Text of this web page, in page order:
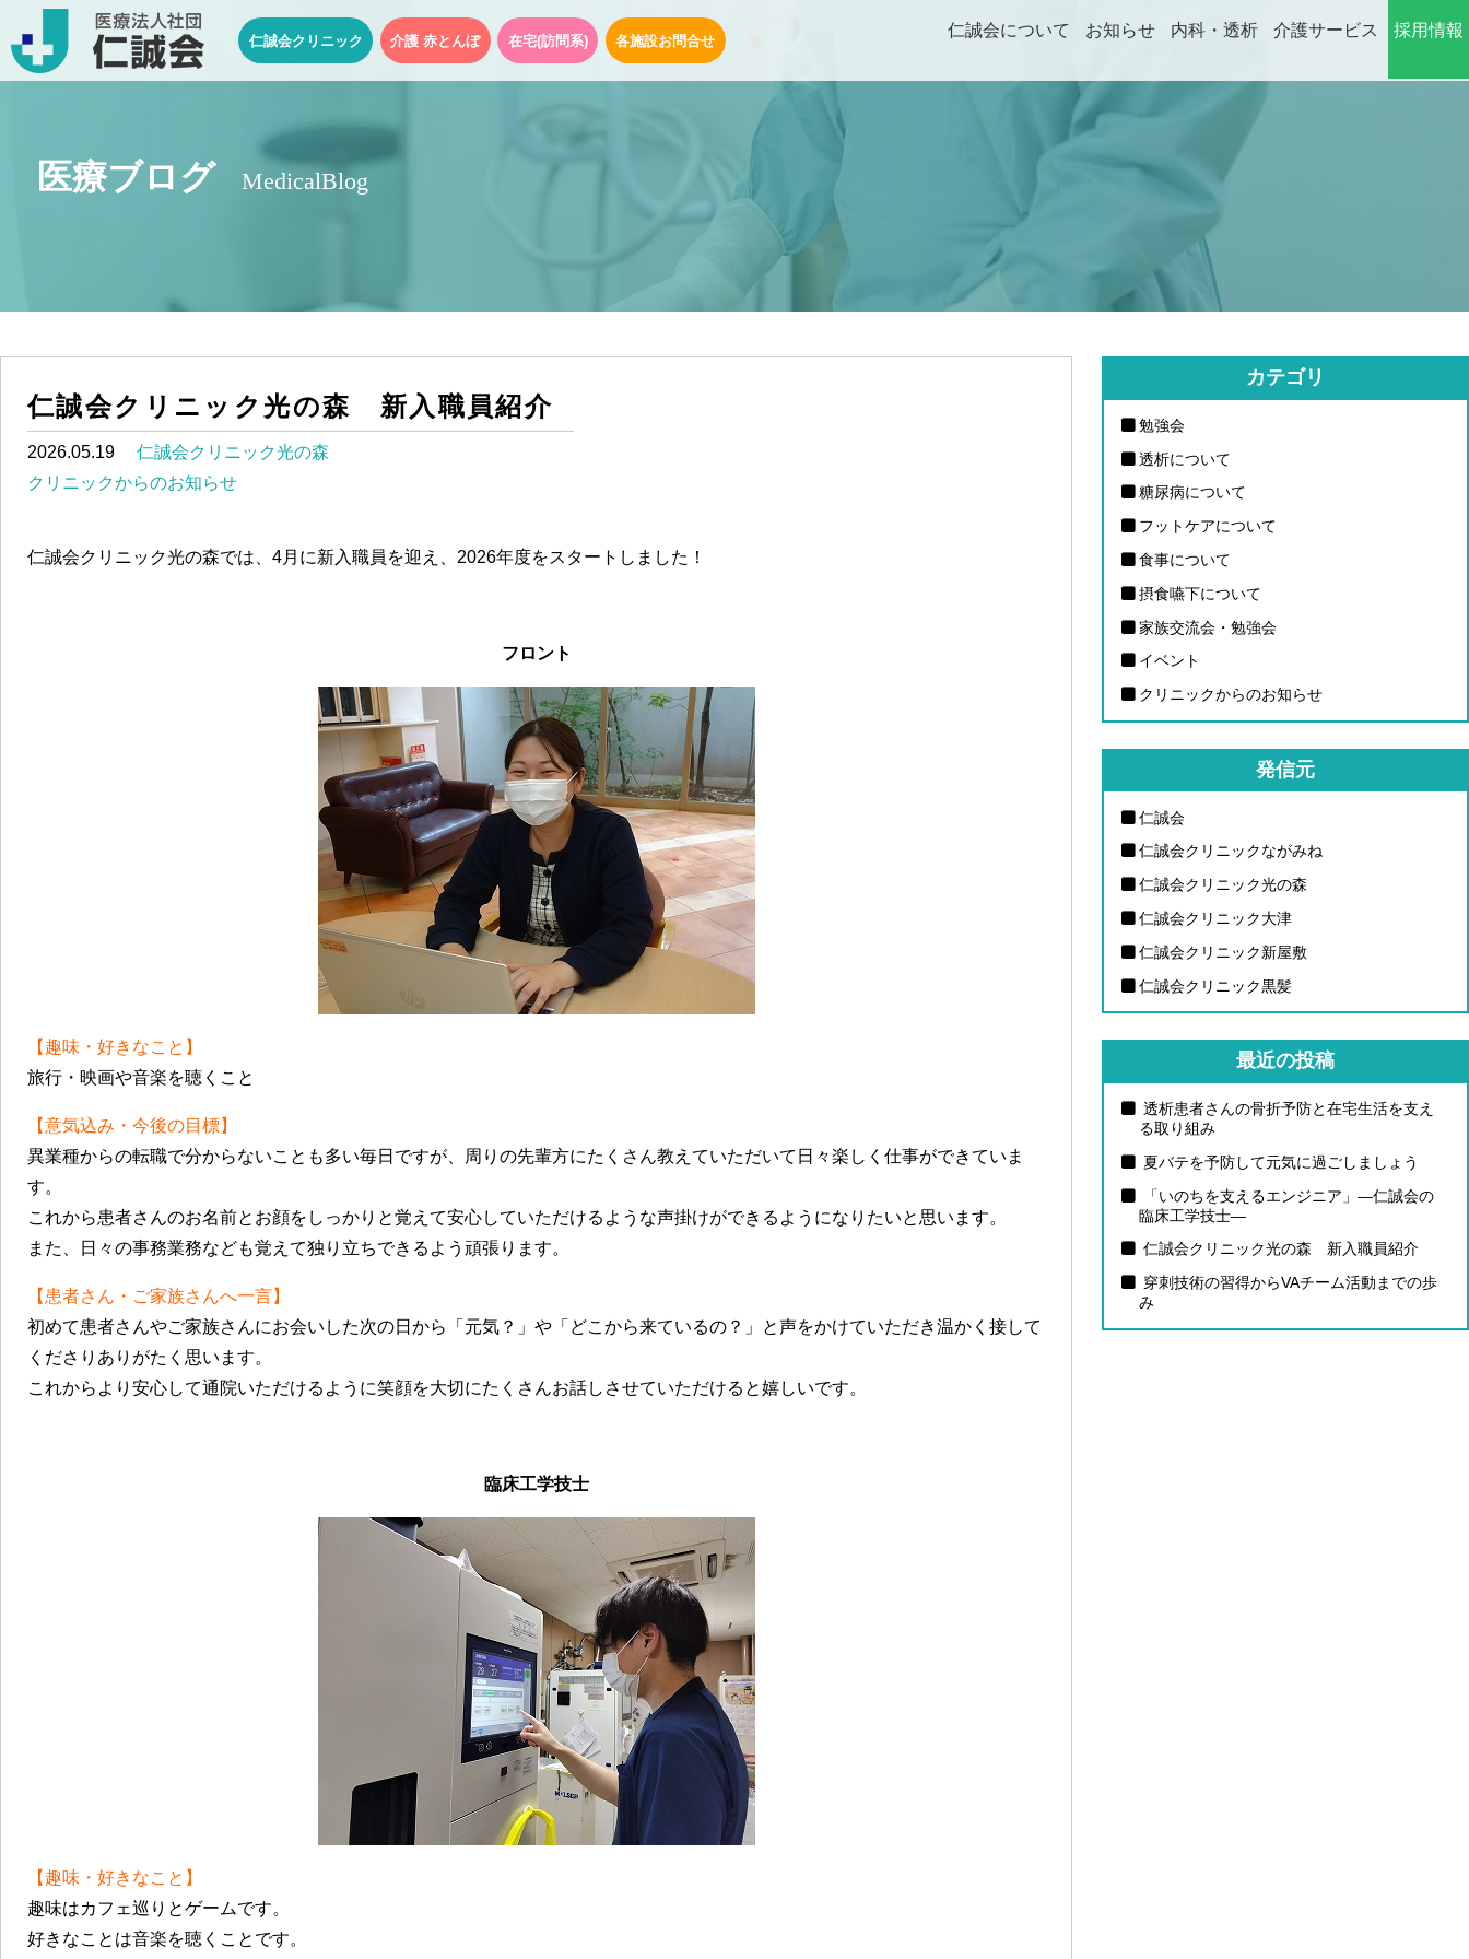
仁誠会クリニック 介護 赤とんぼ 在宅(訪問系) 各施設お問合せ
仁誠会について お知らせ 内科・透析 介護サービス 採用情報
医療ブログ MedicalBlog
仁誠会クリニック光の森 新入職員紹介
2026.05.19
仁誠会クリニック光の森
クリニックからのお知らせ
仁誠会クリニック光の森では、4月に新入職員を迎え、2026年度をスタートしました！
フロント
【趣味・好きなこと】
旅行・映画や音楽を聴くこと
【意気込み・今後の目標】
異業種からの転職で分からないことも多い毎日ですが、周りの先輩方にたくさん教えていただいて日々楽しく仕事ができていま
す。
これから患者さんのお名前とお顔をしっかりと覚えて安心していただけるような声掛けができるようになりたいと思います。
また、日々の事務業務なども覚えて独り立ちできるよう頑張ります。
【患者さん・ご家族さんへ一言】
初めて患者さんやご家族さんにお会いした次の日から「元気？」や「どこから来ているの？」と声をかけていただき温かく接して
くださりありがたく思います。
これからより安心して通院いただけるように笑顔を大切にたくさんお話しさせていただけると嬉しいです。
臨床工学技士
【趣味・好きなこと】
趣味はカフェ巡りとゲームです。
好きなことは音楽を聴くことです。
カテゴリ
勉強会
透析について
糖尿病について
フットケアについて
食事について
摂食嚥下について
家族交流会・勉強会
イベント
クリニックからのお知らせ
発信元
仁誠会
仁誠会クリニックながみね
仁誠会クリニック光の森
仁誠会クリニック大津
仁誠会クリニック新屋敷
仁誠会クリニック黒髪
最近の投稿
透析患者さんの骨折予防と在宅生活を支え
る取り組み
夏バテを予防して元気に過ごしましょう
「いのちを支えるエンジニア」―仁誠会の
臨床工学技士―
仁誠会クリニック光の森 新入職員紹介
穿刺技術の習得からVAチーム活動までの歩
み